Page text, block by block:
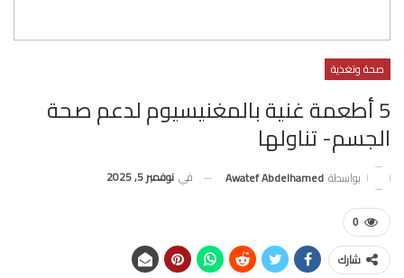
صحة وتغذية
5 أطعمة غنية بالمغنيسيوم لدعم صحة
الجسم- تناولها
بواسطة Awatef Abdelhamed في نوفمبر 5, 2025
0
شارك